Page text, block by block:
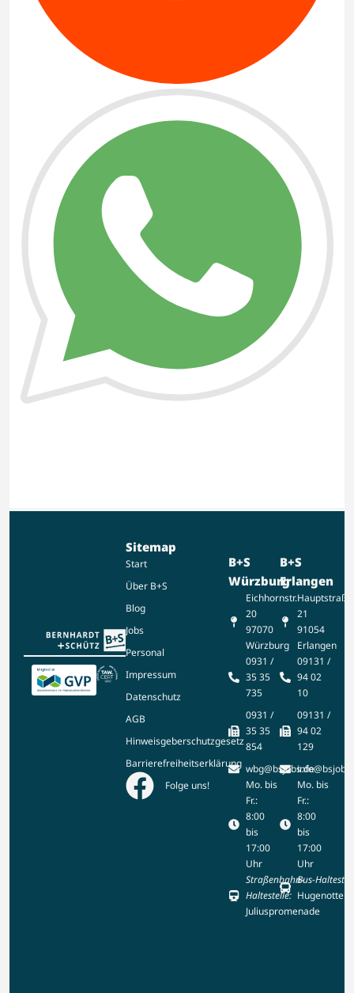
B+S
Erlangen
Hauptstraße
21
91054
Erlangen
09131 /
94 02
10
09131 /
94 02
129
Mo. bis
Fr.:
8:00
bis
17:00
Uhr
Bus-
B+S
Würzburg
Eichhornstr.
20
97070
Würzburg
0931 /
35 35
735
0931 /
35 35
854
wbg@bsjobs.de
Mo. bis
Fr.:
8:00
bis
17:00
Uhr
Straßenbahn-
Haltestelle:
Juliuspromenade
Sitemap
Start
Über B+S
Blog
Jobs
Personal
Impressum
Datenschutz
AGB
Hinweisgeberschutzgesetz
Barrierefreiheitserklärung
Folge uns!